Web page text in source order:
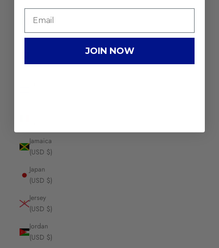
Ireland
(USD $)
Jamaica
(USD $)
Japan
(USD $)
Jersey
(USD $)
Jordan
(USD $)
JOIN NOW